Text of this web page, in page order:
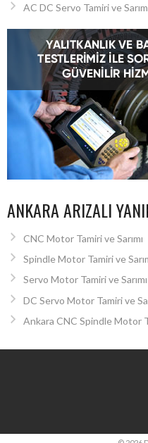
AC DC Servo Tamiri ve
ANKARA ARIZALI
CNC Motor Tamiri ve Sarımı
Spindle Motor Tamiri ve
Servo Motor Tamiri ve Sarımı
DC Servo Motor Tamiri ve
Ankara CNC Spindle Motor